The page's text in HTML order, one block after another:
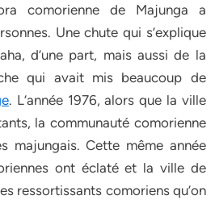
comorienne de Majunga a
Une chute qui s’explique
d’une part, mais aussi de la
qui avait mis beaucoup de
. L’année 1976, alors que la ville
la communauté comorienne
majungais. Cette même année
ont éclaté et la ville de
ressortissants comoriens qu’on